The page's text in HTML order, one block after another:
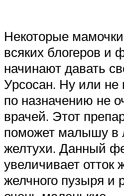
Некоторые
всяких блогеров и
начинают давать
Урсосан. Ну или не
по назначению не
врачей. Этот
поможет малышу в
желтухи. Данный
увеличивает отток
желчного пузыря и